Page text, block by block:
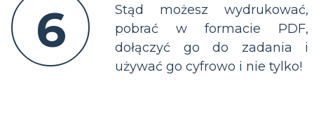
6
Stąd możesz wydrukować,
pobrać w formacie PDF,
dołączyć go do zadania i
używać go cyfrowo i nie tylko!